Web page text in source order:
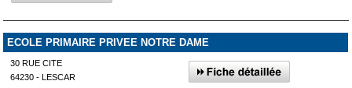
ECOLE PRIMAIRE PRIVEE NOTRE DAME
30 RUE CITE
64230 - LESCAR